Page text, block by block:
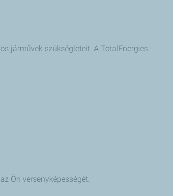
járművek szükségleteit. A TotalEnergies
Ön versenyképességét.